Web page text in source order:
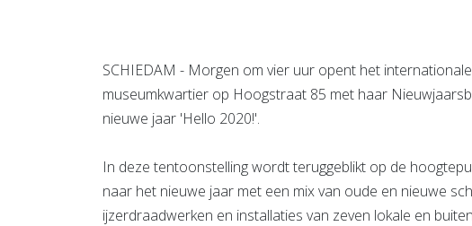
SCHIEDAM - Morgen om vier uur opent het
museumkwartier op Hoogstraat 85 met haar
nieuwe jaar 'Hello 2020!'.
In deze tentoonstelling wordt teruggeblikt op de
naar het nieuwe jaar met een mix van oude en nieuwe
ijzerdraadwerken en installaties van zeven lokale en